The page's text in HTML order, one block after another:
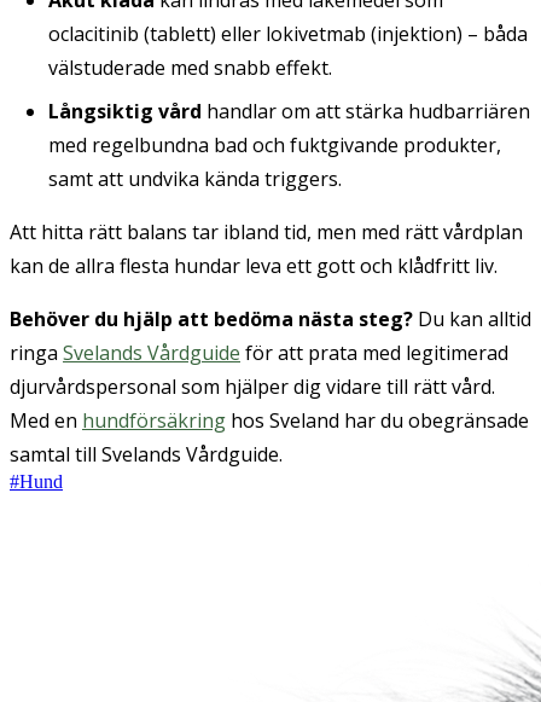
oclacitinib (tablett) eller lokivetmab (injektion) – båda
välstuderade med snabb effekt.
Långsiktig vård handlar om att stärka hudbarriären
med regelbundna bad och fuktgivande produkter,
samt att undvika kända triggers.
Att hitta rätt balans tar ibland tid, men med rätt vårdplan
kan de allra flesta hundar leva ett gott och klådfritt liv.
Behöver du hjälp att bedöma nästa steg? Du kan alltid
ringa Svelands Vårdguide för att prata med legitimerad
djurvårdspersonal som hjälper dig vidare till rätt vård.
Med en hundförsäkring hos Sveland har du obegränsade
samtal till Svelands Vårdguide.
#Hund